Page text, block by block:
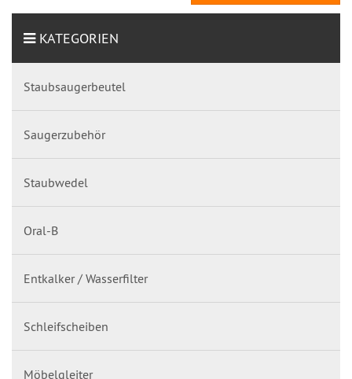
KATEGORIEN
Staubsaugerbeutel
Saugerzubehör
Staubwedel
Oral-B
Entkalker / Wasserfilter
Schleifscheiben
Möbelgleiter